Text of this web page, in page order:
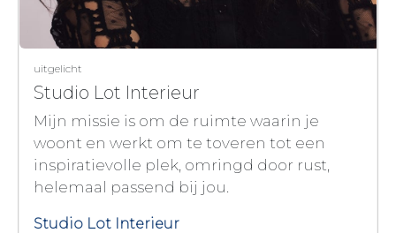
uitgelicht
Studio Lot Interieur
Mijn missie is om de ruimte waarin je
woont en werkt om te toveren tot een
inspiratievolle plek, omringd door rust,
helemaal passend bij jou.
Studio Lot Interieur